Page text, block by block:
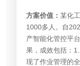
方案价值： 某化
1000多人。自
产智能化管控平
果，成效包括：
现了作业管理的